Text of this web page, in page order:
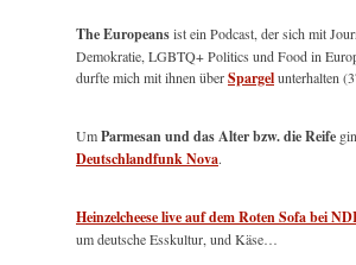
The Europeansist ein Podcast, der sich mit
Demokratie, LGBTQ+ Politics und Food in
durfte mich mit ihnen überSpargelunterhalten
UmParmesan und das Alter bzw. die Reife
Deutschlandfunk Nova.
Heinzelcheese live auf dem Roten Sofa bei
um deutsche Esskultur, und Käse…